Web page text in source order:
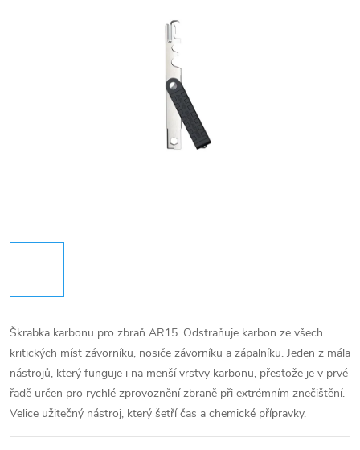
Škrabka karbonu pro zbraň AR15. Odstraňuje karbon ze všech
kritických míst závorníku, nosiče závorníku a zápalníku. Jeden z mála
nástrojů, který funguje i na menší vrstvy karbonu, přestože je v prvé
řadě určen pro rychlé zprovoznění zbraně při extrémním znečištění.
Velice užitečný nástroj, který šetří čas a chemické přípravky.